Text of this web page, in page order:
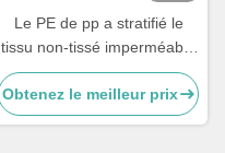
Le PE de pp a stratifié le
tissu non-tissé imperméable
non toxique pour des sacs
mortuaires
Obtenez le meilleur prix